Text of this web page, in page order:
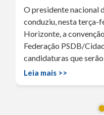
O presidente nacional
conduziu, nesta terça-
Horizonte, a
Federação PSDB/
candidaturas que
Leia mais >>